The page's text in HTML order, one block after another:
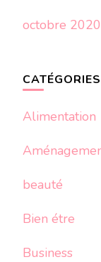
octobre 2020
CATÉGORIES
Alimentation
beauté
Bien étre
Business